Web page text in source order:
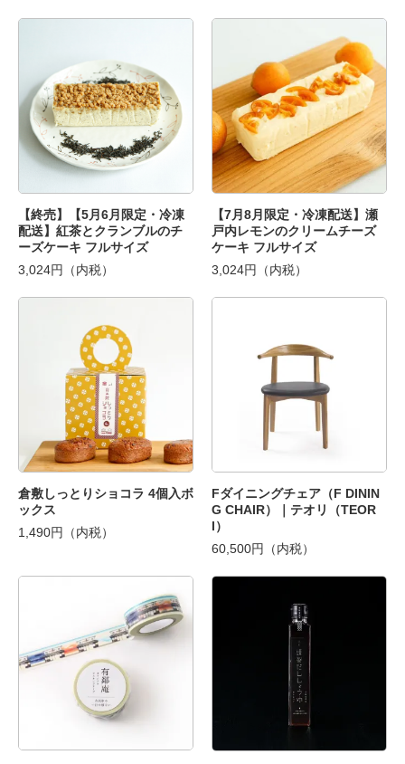
【終売】【5月6月限定・冷凍
配送】紅茶とクランブルのチ
ーズケーキ フルサイズ
3,024円（内税）
【7月8月限定・冷凍配送】瀬
戸内レモンのクリームチーズ
ケーキ フルサイズ
3,024円（内税）
倉敷しっとりショコラ 4個入ボ
ックス
1,490円（内税）
Fダイニングチェア（F DININ
G CHAIR）｜テオリ（TEOR
I）
60,500円（内税）